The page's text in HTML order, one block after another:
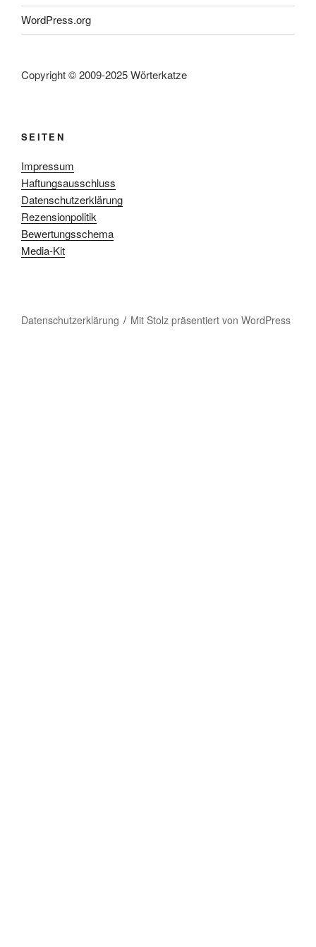
WordPress.org
Copyright © 2009-2025 Wörterkatze
SEITEN
Impressum
Haftungsausschluss
Datenschutzerklärung
Rezensionpolitik
Bewertungsschema
Media-Kit
Datenschutzerklärung Mit Stolz präsentiert von WordPress